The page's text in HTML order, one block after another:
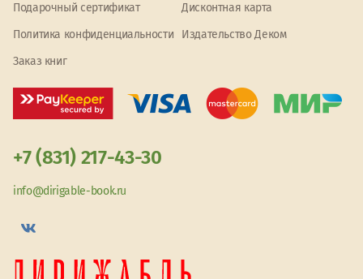
Подарочный сертификат
Дисконтная карта
Политика конфиденциальности
Издательство Деком
Заказ книг
+7 (831) 217-43-30
info@dirigable-book.ru